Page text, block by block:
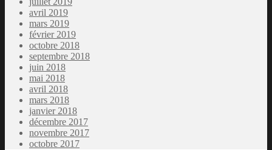
avril 2019
mars 2019
février 2019
octobre 2018
septembre 2018
juin 2018
mai 2018
avril 2018
mars 2018
janvier 2018
décembre 2017
novembre 2017
octobre 2017